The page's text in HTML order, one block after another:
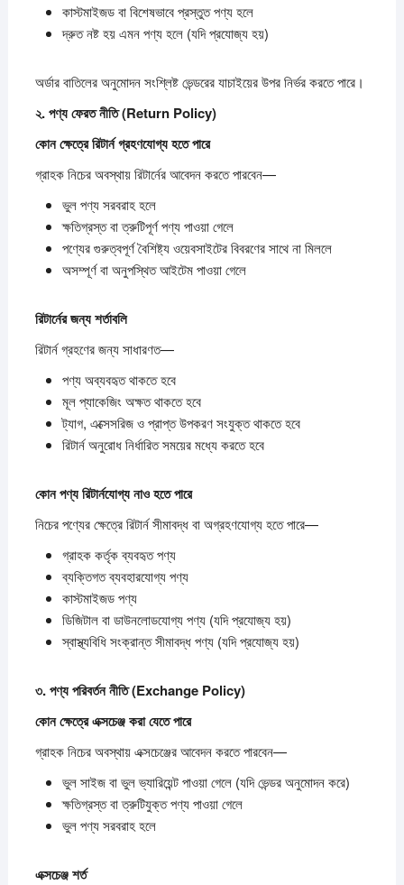
কাস্টমাইজড বা বিশেষভাবে প্রস্তুত পণ্য হলে
দ্রুত নষ্ট হয় এমন পণ্য হলে (যদি প্রযোজ্য হয়)
অর্ডার বাতিলের অনুমোদন সংশ্লিষ্ট ভেন্ডরের যাচাইয়ের উপর নির্ভর করতে পারে।
২.পণ্যফেরতনীতি (Return Policy)
কোনক্ষেত্রেরিটার্নগ্রহণযোগ্যহতেপারে
গ্রাহক নিচের অবস্থায় রিটার্নের আবেদন করতে পারবেন—
ভুল পণ্য সরবরাহ হলে
ক্ষতিগ্রস্ত বা ত্রুটিপূর্ণ পণ্য পাওয়া গেলে
পণ্যের গুরুত্বপূর্ণ বৈশিষ্ট্য ওয়েবসাইটের বিবরণের সাথে না মিললে
অসম্পূর্ণ বা অনুপস্থিত আইটেম পাওয়া গেলে
রিটার্নেরজন্যশর্তাবলি
রিটার্ন গ্রহণের জন্য সাধারণত—
পণ্য অব্যবহৃত থাকতে হবে
মূল প্যাকেজিং অক্ষত থাকতে হবে
ট্যাগ, এক্সেসরিজ ও প্রাপ্ত উপকরণ সংযুক্ত থাকতে হবে
রিটার্ন অনুরোধ নির্ধারিত সময়ের মধ্যে করতে হবে
কোনপণ্যরিটার্নযোগ্যনাওহতেপারে
নিচের পণ্যের ক্ষেত্রে রিটার্ন সীমাবদ্ধ বা অগ্রহণযোগ্য হতে পারে—
গ্রাহক কর্তৃক ব্যবহৃত পণ্য
ব্যক্তিগত ব্যবহারযোগ্য পণ্য
কাস্টমাইজড পণ্য
ডিজিটাল বা ডাউনলোডযোগ্য পণ্য (যদি প্রযোজ্য হয়)
স্বাস্থ্যবিধি সংক্রান্ত সীমাবদ্ধ পণ্য (যদি প্রযোজ্য হয়)
৩.পণ্যপরিবর্তননীতি (Exchange Policy)
কোনক্ষেত্রেএক্সচেঞ্জকরাযেতেপারে
গ্রাহক নিচের অবস্থায় এক্সচেঞ্জের আবেদন করতে পারবেন—
ভুল সাইজ বা ভুল ভ্যারিয়েন্ট পাওয়া গেলে (যদি ভেন্ডর অনুমোদন করে)
ক্ষতিগ্রস্ত বা ত্রুটিযুক্ত পণ্য পাওয়া গেলে
ভুল পণ্য সরবরাহ হলে
এক্সচেঞ্জশর্ত